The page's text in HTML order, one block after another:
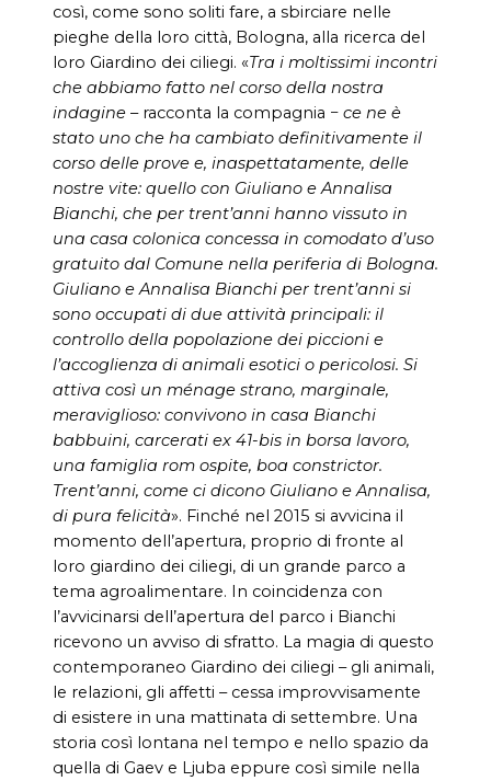
così, come sono soliti fare, a sbirciare nelle
pieghe della loro città, Bologna, alla ricerca del
loro Giardino dei ciliegi. «Tra i moltissimi incontri
che abbiamo fatto nel corso della nostra
indagine – racconta la compagnia − ce ne è
stato uno che ha cambiato definitivamente il
corso delle prove e, inaspettatamente, delle
nostre vite: quello con Giuliano e Annalisa
Bianchi, che per trent’anni hanno vissuto in
una casa colonica concessa in comodato d’uso
gratuito dal Comune nella periferia di Bologna.
Giuliano e Annalisa Bianchi per trent’anni si
sono occupati di due attività principali: il
controllo della popolazione dei piccioni e
l’accoglienza di animali esotici o pericolosi. Si
attiva così un ménage strano, marginale,
meraviglioso: convivono in casa Bianchi
babbuini, carcerati ex 41-bis in borsa lavoro,
una famiglia rom ospite, boa constrictor.
Trent’anni, come ci dicono Giuliano e Annalisa,
di pura felicità». Finché nel 2015 si avvicina il
momento dell’apertura, proprio di fronte al
loro giardino dei ciliegi, di un grande parco a
tema agroalimentare. In coincidenza con
l’avvicinarsi dell’apertura del parco i Bianchi
ricevono un avviso di sfratto. La magia di questo
contemporaneo Giardino dei ciliegi – gli animali,
le relazioni, gli affetti – cessa improvvisamente
di esistere in una mattinata di settembre. Una
storia così lontana nel tempo e nello spazio da
quella di Gaev e Ljuba eppure così simile nella